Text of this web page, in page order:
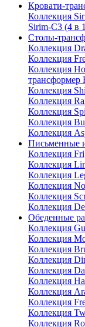
Кровати-
Коллекция
Sirim-C3 (4 в
Cтолы-
Коллекция
Коллекция
Коллекция
трансформер
Коллекция
Коллекция
Коллекция
Коллекция
Коллекция
Письменные
Коллекция
Коллекция
Коллекция
Коллекция
Коллекция
Коллекция
Обеденные
Коллекция
Коллекция
Коллекция
Коллекция
Коллекция
Коллекция
Коллекция
Коллекция
Коллекция
Коллекция